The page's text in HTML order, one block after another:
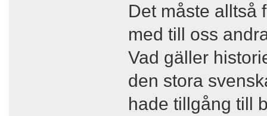
Det måste alltså
med till oss
Vad gäller
den stora
hade tillgång till